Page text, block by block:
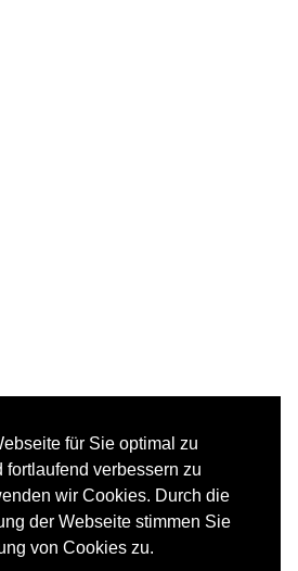
für Sie optimal zu
fortlaufend verbessern zu
wir Cookies. Durch die
der Webseite stimmen Sie
von Cookies zu.